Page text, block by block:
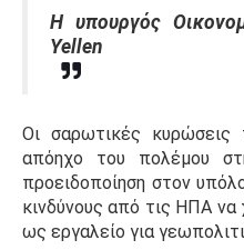
Η υπουργός
Yellen
Οι σαρωτικές
απόηχο του πολέμου
προειδοποίηση στον
κινδύνους από τις ΗΠΑ να
ως εργαλείο για